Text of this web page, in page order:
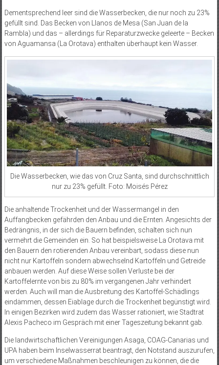
Dementsprechend leer sind die Wasserbecken, die nur noch zu 23%
gefüllt sind. Das Becken von Llanos de Mesa (San Juan de la
Rambla) und das – allerdings für Reparaturzwecke geleerte – Becken
von Aguamansa (La Orotava) enthalten überhaupt kein Wasser.
Die Wasserbecken, wie das von Cruz Santa, sind durchschnittlich
nur zu 23% gefüllt. Foto: Moisés Pérez
Die anhaltende Trockenheit und der Wassermangel in den
Auffangbecken gefährden den Anbau und die Ernten. Angesichts der
Bedrängnis, in der sich die Bauern befinden, schalten sich nun
vermehrt die Gemeinden ein. So hat beispielsweise La Orotava mit
den Bauern den rotierenden Anbau vereinbart, sodass diese nun
nicht nur Kartoffeln sondern abwechselnd Kartoffeln und Getreide
anbauen werden. Auf diese Weise sollen Verluste bei der
Kartoffelernte von bis zu 80% im vergangenen Jahr verhindert
werden. Auch will man die Ausbreitung des Kartoffel-Schädlings
eindämmen, dessen Eiablage durch die Trockenheit begünstigt wird.
In einigen Bezirken wird zudem das Wasser rationiert, wie Stadtrat
Alexis Pacheco im Gespräch mit einer Tageszeitung bekannt gab.
Die landwirtschaftlichen Vereinigungen Asaga, COAG-Canarias und
UPA haben beim Inselwasserrat beantragt, den Notstand auszurufen,
um verschiedene Maßnahmen beschleunigen zu können, die die